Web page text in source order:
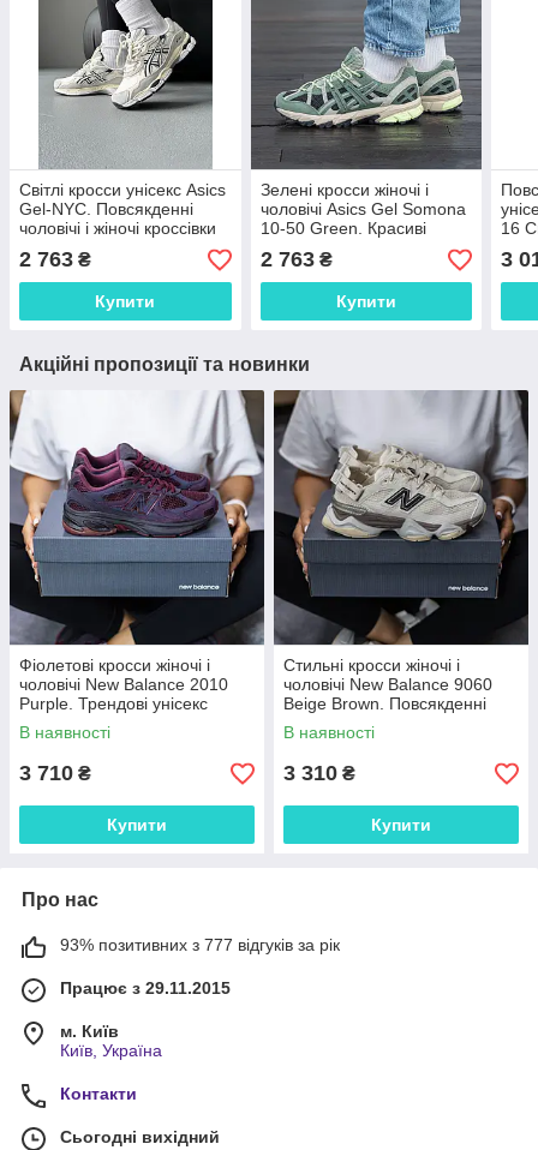
Світлі кросси унісекс Asics
Gel-NYC. Повсякденні
чоловічі і жіночі кроссівки
Асікс Гель.
2 763 ₴
Купити
Зелені кросси жіночі і
чоловічі Asics Gel Somona
10-50 Green. Красиві
унісекс кроссівки Асікс
Гель.
2 763₴
Купити
16
3
Акційні пропозиції та новинки
Фіолетові кросси жіночі і
чоловічі New Balance 2010
Purple. Трендові унісекс
кроссівки Нью Беленс 2010.
В наявності
3 710 ₴
Купити
Стильні кросси жіночі і
чоловічі New Balance 9060
Beige Brown. Повсякденні
унісекс кроссівки Нью Беленс
9060.
В наявності
3 310 ₴
Купити
Про нас
93% позитивних з 777 відгуків за рік
Працює з 29.11.2015
м. Київ
Київ, Україна
Контакти
Сьогодні вихідний